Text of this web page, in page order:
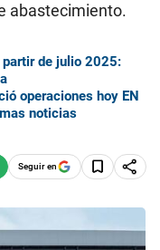
abastecimiento.
partir de julio 2025:
operaciones hoy EN
noticias
Seguir en